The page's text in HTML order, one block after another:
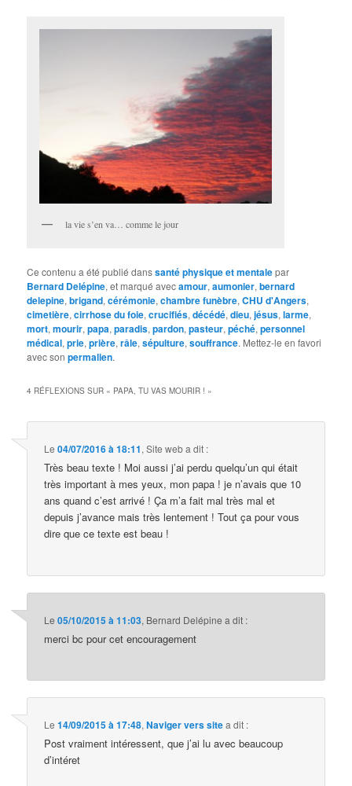
la vie s’en va… comme le jour
Ce contenu a été publié danssanté physique et mentalepar
Bernard Delépine, et marqué avecamour,aumonier,bernard
delepine,brigand,cérémonie,chambre funèbre,CHU d'Angers,
cimetière,cirrhose du foie,crucifiés,décédé,dieu,jésus,larme,
mort,mourir,papa,paradis,pardon,pasteur,péché,personnel
médical,prie,prière,râle,sépulture,souffrance. Mettez-le en favori
avec sonpermalien.
4 RÉFLEXIONS SUR « PAPA, TU VAS MOURIR ! »
Le04/07/2016 à 18:11,Site weba dit :
Très beau texte ! Moi aussi j’ai perdu quelqu’un qui était
très important à mes yeux, mon papa ! je n’avais que 10
ans quand c’est arrivé ! Ça m’a fait mal très mal et
depuis j’avance mais très lentement ! Tout ça pour vous
dire que ce texte est beau !
Le05/10/2015 à 11:03, Bernard Delépine a dit :
merci bc pour cet encouragement
Le14/09/2015 à 17:48,Naviger vers sitea dit :
Post vraiment intéressent, que j’ai lu avec beaucoup
d’intéret